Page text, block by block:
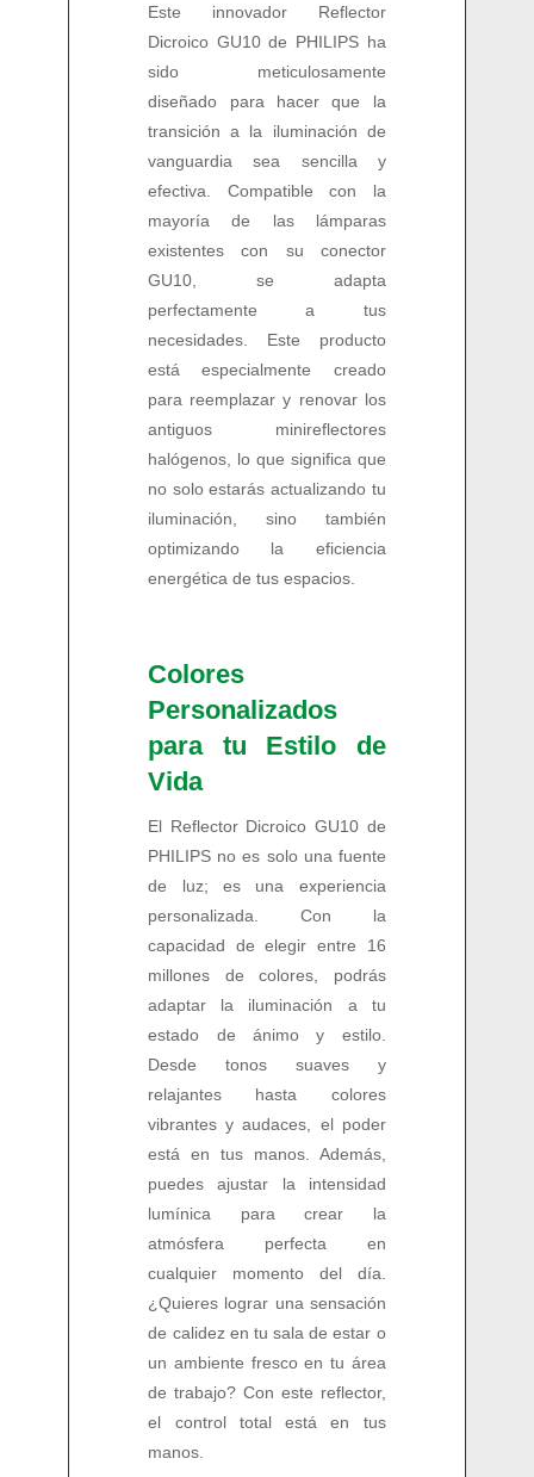
Este innovador Reflector
Dicroico GU10 de PHILIPS ha
sido meticulosamente
diseñado para hacer que la
transición a la iluminación de
vanguardia sea sencilla y
efectiva. Compatible con la
mayoría de las lámparas
existentes con su conector
GU10, se adapta
perfectamente a tus
necesidades. Este producto
está especialmente creado
para reemplazar y renovar los
antiguos minireflectores
halógenos, lo que significa que
no solo estarás actualizando tu
iluminación, sino también
optimizando la eficiencia
energética de tus espacios.
Colores
Personalizados
para tu Estilo de
Vida
El Reflector Dicroico GU10 de
PHILIPS no es solo una fuente
de luz; es una experiencia
personalizada. Con la
capacidad de elegir entre 16
millones de colores, podrás
adaptar la iluminación a tu
estado de ánimo y estilo.
Desde tonos suaves y
relajantes hasta colores
vibrantes y audaces, el poder
está en tus manos. Además,
puedes ajustar la intensidad
lumínica para crear la
atmósfera perfecta en
cualquier momento del día.
¿Quieres lograr una sensación
de calidez en tu sala de estar o
un ambiente fresco en tu área
de trabajo? Con este reflector,
el control total está en tus
manos.